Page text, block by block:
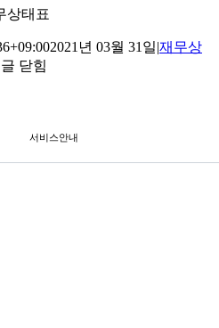
상태표
2021년 03월 31일|재무상
닫힘
서비스안내